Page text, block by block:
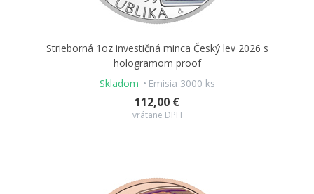
Strieborná 1oz investičná minca Český lev 2026 s
hologramom proof
Skladom
Emisia 3000 ks
112,00 €
vrátane DPH